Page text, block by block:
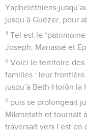
Yapheléthiens
jusqu’à Guézer, pour
4 Tel est le
Joseph, Manassé et
5 Voici le territoire des
familles : leur frontière
jusqu’à Beth-Horôn la
6 puis se prolongeait
Mikmetath et tournait
traversait vers l’est en